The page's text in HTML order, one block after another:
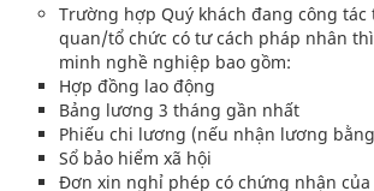
Trường hợp Quý khách đang công tác
quan/tổ chức có tư cách pháp nhân
minh nghề nghiệp bao gồm:
Hợp đồng lao động
Bảng lương 3 tháng gần nhất
Phiếu chi lương (nếu nhận lương
Sổ bảo hiểm xã hội
Đơn xin nghỉ phép có chứng nhận của